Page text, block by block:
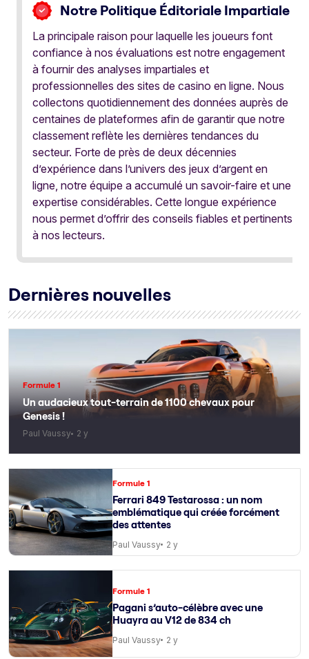
Notre Politique Éditoriale Impartiale
La principale raison pour laquelle les joueurs font
confiance à nos évaluations est notre engagement
à fournir des analyses impartiales et
professionnelles des sites de casino en ligne. Nous
collectons quotidiennement des données auprès de
centaines de plateformes afin de garantir que notre
classement reflète les dernières tendances du
secteur. Forte de près de deux décennies
d’expérience dans l’univers des jeux d’argent en
ligne, notre équipe a accumulé un savoir-faire et une
expertise considérables. Cette longue expérience
nous permet d’offrir des conseils fiables et pertinents
à nos lecteurs.
Dernières nouvelles
Formule 1
Un audacieux tout-terrain de 1100 chevaux pour
Genesis !
Paul Vaussy 2 y
Formule 1
Ferrari 849 Testarossa : un nom
emblématique qui créée forcément
des attentes
Paul Vaussy 2 y
Formule 1
Pagani s’auto-célèbre avec une
Huayra au V12 de 834 ch
Paul Vaussy 2 y